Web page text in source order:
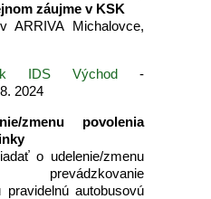
záujme v KSK
ARRIVA Michalovce,
IDS Východ -
2024
zmenu povolenia
o udelenie/zmenu
autobusovú